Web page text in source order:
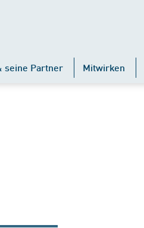
seine Partner Mitwirken